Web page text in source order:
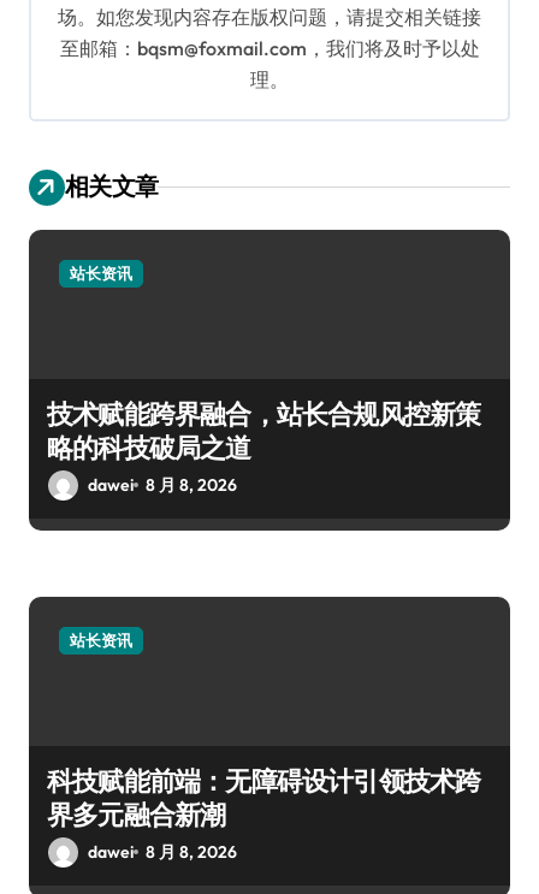
场。如您发现内容存在版权问题，请提交相关链接
至邮箱：bqsm@foxmail.com，我们将及时予以处
理。
相关文章
站长资讯
技术赋能跨界融合，站长合规风控新策
略的科技破局之道
dawei 8 月 8, 2026
站长资讯
科技赋能前端：无障碍设计引领技术跨
界多元融合新潮
dawei 8 月 8, 2026